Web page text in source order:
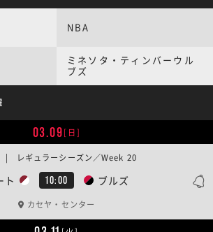
NBA
ミネソタ・ティンバーウル
ブズ
03.09[日]
ト 10:00 ブルズ
レギュラーシーズン／Week 20
カセヤ・センター